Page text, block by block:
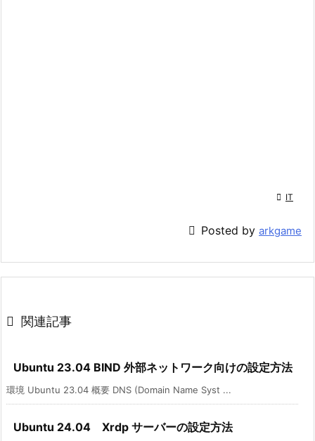
 IT
 Posted by arkgame
 関連記事
Ubuntu 23.04 BIND 外部ネットワーク向けの設定方法
環境 Ubuntu 23.04 概要 DNS (Domain Name Syst ...
Ubuntu 24.04 Xrdp サーバーの設定方法